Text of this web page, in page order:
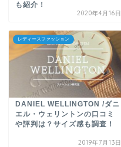
も紹介！
2020年4月16日
レディースファッション
DANIEL WELLINGTON /ダニ
エル・ウェリントンの口コミ
や評判は？サイズ感も調査！
2019年7月13日